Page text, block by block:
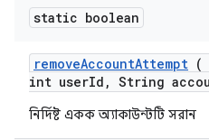
static boolean
removeAccountAttempt (
int userId , String
নির্দিষ্ট একক অ্যাকাউন্টটি সরান